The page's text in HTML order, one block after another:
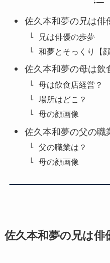
佐久本和夢の兄は俳
兄は俳優の歩夢
和夢とそっくり【顔
佐久本和夢の母は飲
母は飲食店経営？
場所はどこ？
母の顔画像
佐久本和夢の父の職
父の職業は？
母の顔画像
佐久本和夢の兄は俳